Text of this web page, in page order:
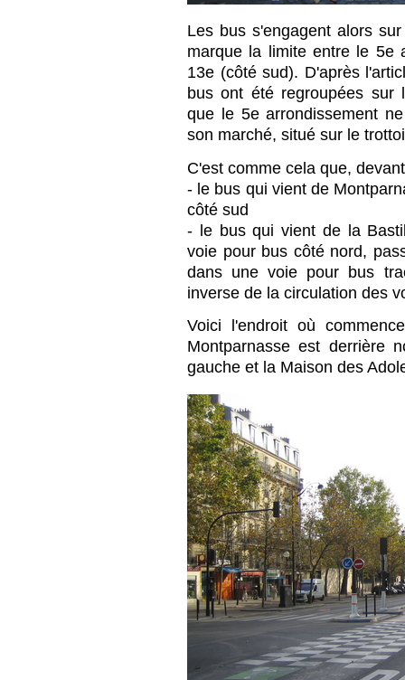
Les bus s'engagent alors
marque la limite entre le 5e
13e (côté sud). D'après
bus ont été regroupées sur
que le 5e arrondissement
son marché, situé sur le
C'est comme cela que,
- le bus qui vient de
côté sud
- le bus qui vient de la
voie pour bus côté nord,
dans une voie pour bus
inverse de la circulation des
Voici l'endroit où
Montparnasse est derrière
gauche et la Maison des